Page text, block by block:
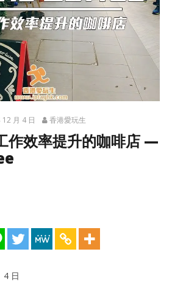
月 4 日 香港愛玩生
作效率提升的咖啡店 —
4 日